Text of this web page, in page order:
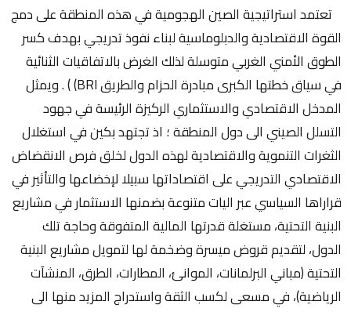
تعتمد استراتيجية الصين الهجومية في هذه المنطقة على دمج
القوة الاقتصادية والدبلوماسية لبناء نفوذ تدريجي بهدف كسر
الطوق الأمني الغربي متوسلة لذلك الغرض بالاتفاقيات الثنائية
في سياق خطتها الكبرى مبادرة الحزام والطريق BRI) ) . ويمثل
المدخل الاقتصادي والاستثماري الركيزة الرئيسة في جهود
التسلل الصيني الى دول المنطقة ؛ اذ تجتهد بكين في استغلال
الثغرات التنموية والاقتصادية لهذه الدول لخلق فرص الانقضاض
الاقتصادي التدريجي على اقتصاداتها سبيلا لإخضاعها والتأثير في
قراراها السياسي عبر اليات متنوعة بضمنها الاستثمار في مشاريع
البنية التحتية، مستغلة قدرتها المالية المتفوقة وحاجة تلك
الدول، لتقديم قروض ميسرة وضخمة لها لتمويل مشاريع البنية
التحتية (مباني البرلمانات، الموانئ، المطارات، الطرق، المنشآت
الرياضية)، في مسعى لكسب الثقة واستدراج المزيد منها الى